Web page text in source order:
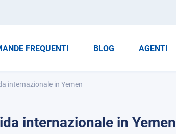
FREQUENTI BLOG AGENTI
internazionale in Yemen
internazionale in Yemen